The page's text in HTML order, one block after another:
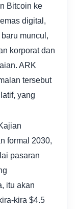
Bitcoin ke
digital,
muncul,
korporat dan
ARK
tersebut
yang
formal 2030,
pasaran
itu akan
kira $4.5